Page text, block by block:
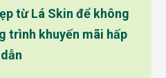
từ Lá Skin để không
trình khuyến mãi hấp
dẫn